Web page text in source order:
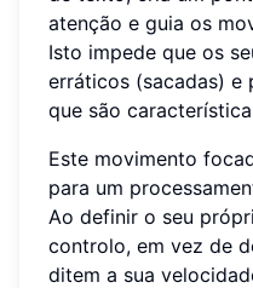
atenção e guia os
Isto impede que os
erráticos (sacadas) e
que são
Este movimento
para um
Ao definir o seu
controlo, em vez de
ditem a sua